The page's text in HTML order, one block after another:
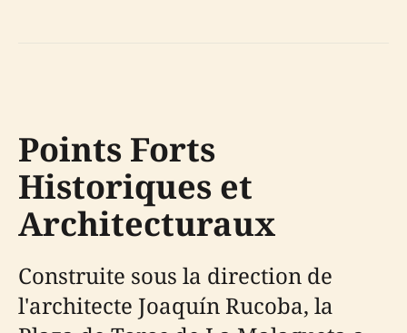
Points Forts
Historiques et
Architecturaux
Construite sous la direction de
l'architecte Joaquín Rucoba, la